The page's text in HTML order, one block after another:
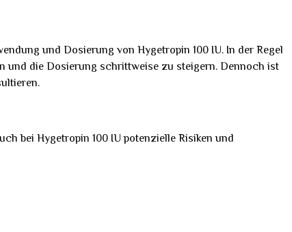
und Dosierung von Hygetropin 100 IU. In der Regel
und die Dosierung schrittweise zu steigern. Dennoch ist
bei Hygetropin 100 IU potenzielle Risiken und